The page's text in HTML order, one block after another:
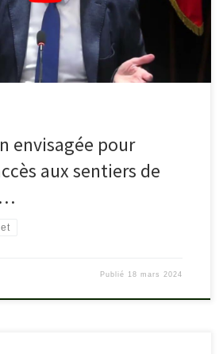
envisagée pour
aux sentiers de
Publié 18 mars 2024